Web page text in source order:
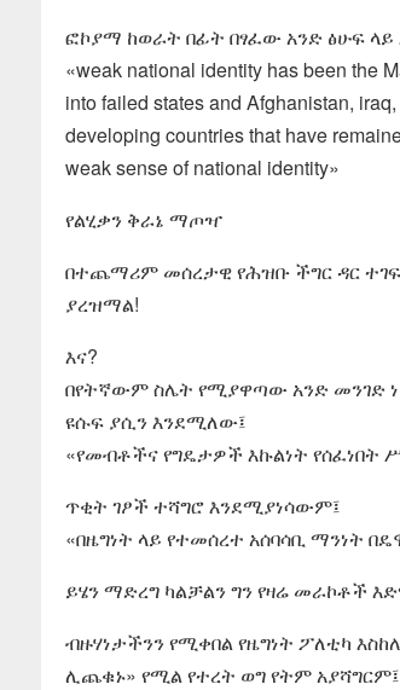
ፎኮያማ ከወራት በፊት በፃፈው አንድ ፅሁፍ ላይ
«weak national identity has been the
into failed states and Afghanistan,
developing countries that have
weak sense of national identity»
የልሂቃን ቅራኔ ማጦዣ
በተጨማሪም መሰረታዊ የሕዝቡ ችግር ዳር
ያረዝማል!
እና?
በየትኛውም ስሌት የሚያዋጣው አንድ መንገድ
ዩሱፍ ያሲን እንደሚለው፤
«የመብቶችና የግዴታዎች እኩልነት የሰፈነበት
ጥቂት ገፆች ተሻግሮ እንደሚያነሳውም፤
«በዜግነት ላይ የተመሰረተ አሰባሳቢ ማንነት
ይሄን ማድረግ ካልቻልን ግን የዛሬ መራኮቶች
ብዙሃነታችንን የሚቀበል የዜግነት ፖለቲካ
ሊጨቁኑ» የሚል የተረት ወግ የትም